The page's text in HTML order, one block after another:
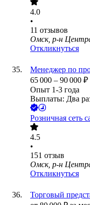
4.0
•
11 отзывов
Омск, р-н
Откликнуться
Менеджер по
65 000 – 90 000 ₽
Опыт 1-3 года
Выплаты: Два
Розничная
4.5
•
151 отзыв
Омск, р-н
Откликнуться
Торговый